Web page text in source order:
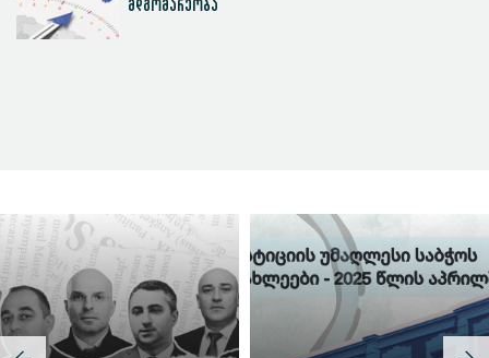
მდგომარეობა